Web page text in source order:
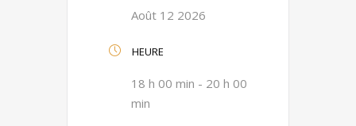
Août 12 2026
HEURE
18 h 00 min - 20 h 00
min